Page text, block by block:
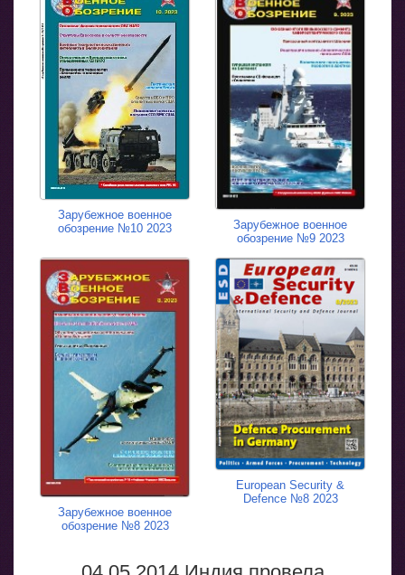
Зарубежное военное
обозрение №10 2023
Зарубежное военное
обозрение №9 2023
Зарубежное военное
обозрение №8 2023
European Security &
Defence №8 2023